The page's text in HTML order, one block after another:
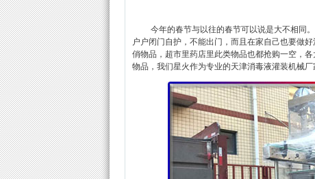
今年的春节与以往的春节可以说是大不相同。
户户闭门自护，不能出门，而且在家自己也要做
俏物品，超市里药店里此类物品也都抢购一空，
物品，我们星火作为专业的天津消毒液灌装机械厂